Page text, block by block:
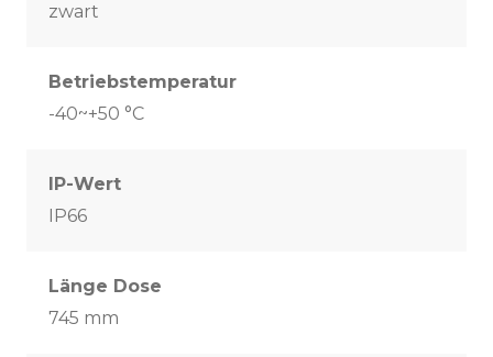
zwart
Betriebstemperatur
-40~+50 °C
IP-Wert
IP66
Länge Dose
745 mm